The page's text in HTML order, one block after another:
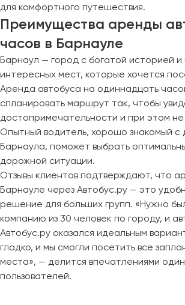
для комфортного путешествия.
Преимущества аренды
часов в Барнауле
Барнаул — город с богатой историей и
интересных мест, которые хочется
Аренда автобуса на одиннадцать
спланировать маршрут так, чтобы
достопримечательности и при этом не
Опытный водитель, хорошо знакомый с
Барнаула, поможет выбрать
дорожной ситуации.
Отзывы клиентов подтверждают, что
Барнауле через Автобус.ру — это
решение для больших групп. «Нужно
компанию из 30 человек по городу, и
Автобус.ру оказался идеальным
гладко, и мы смогли посетить все
места», — делится впечатлениями один
пользователей.